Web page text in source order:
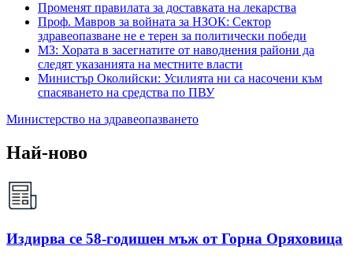
Променят правилата за доставката на лекарства
Проф. Мавров за войната за НЗОК: Сектор
здравеопазване не е терен за политически победи
МЗ: Хората в засегнатите от наводнения райони да
следят указанията на местните власти
Министър Околийски: Усилията ни са насочени към
спасяването на средства по ПВУ
Министерство на здравеопазването
Най-ново
Издирва се 58-годишен мъж от Горна Оряховица